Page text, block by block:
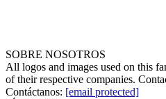
SOBRE NOSOTROS
All logos and images used on this
of their respective companies.
Contáctanos: [email protected]